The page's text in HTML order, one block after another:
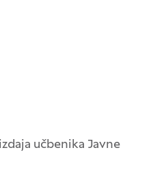
oknu)
učbenika Javne